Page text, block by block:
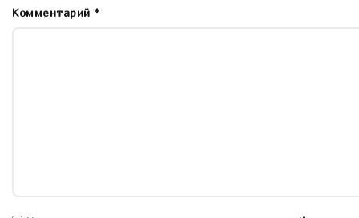
Комментарий *